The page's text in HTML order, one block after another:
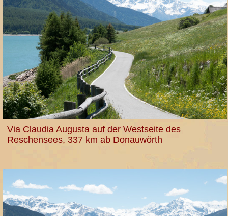
Via Claudia Augusta auf der Westseite des
Reschensees, 337 km ab Donauwörth